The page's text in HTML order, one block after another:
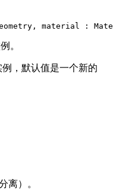
。
，默认值是一个新的
离）。